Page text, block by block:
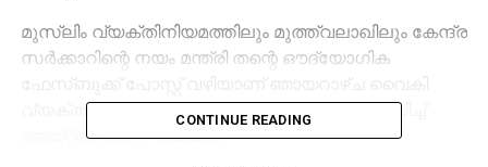
മുസ്‌ലിം വ്യക്തിനിയമത്തിലും മുത്ത്വലാഖിലും കേന്ദ്ര
സര്‍ക്കാറിന്റെ നയം മന്ത്രി തന്റെ ഔദ്യോഗിക
വ്യക്തമാക്കിയത്. ഇതേ സമയം നയം സംബന്ധിച്ച്
ജെയ്റ്റ്‌ലി ട്വീറ്റും ചെയ്തു.
CONTINUE READING